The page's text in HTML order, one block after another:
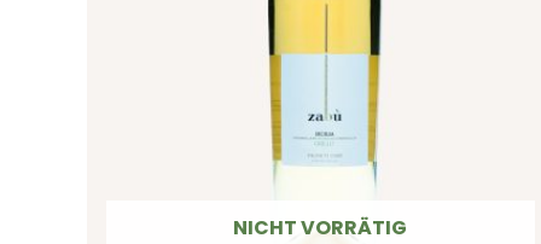
NICHT VORRÄTIG